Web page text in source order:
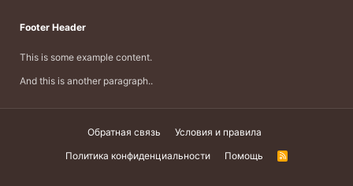
Footer Header
This is some example content.
And this is another paragraph..
Обратная связь
Условия и правила
Политика конфиденциальности
Помощь
R